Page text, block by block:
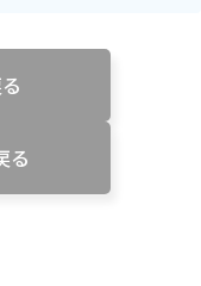
よくあるご質問
る